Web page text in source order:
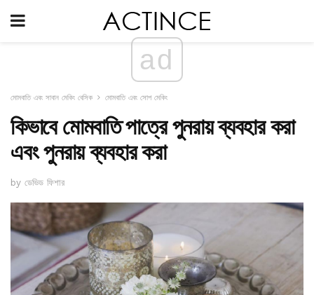
ad
মোমবাতি এবং সাবান মেকিং বেসিক মোমবাতি এবং সোপ মেকিং
কিভাবে মোমবাতি পাত্রে পুনরায় ব্যবহার করা
এবং পুনরায় ব্যবহার করা
by ডেভিড ফিশার